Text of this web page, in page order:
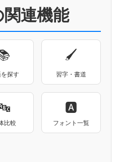
関連機能
探す
🖌
習字・書道
比較
🅰
フォント一覧